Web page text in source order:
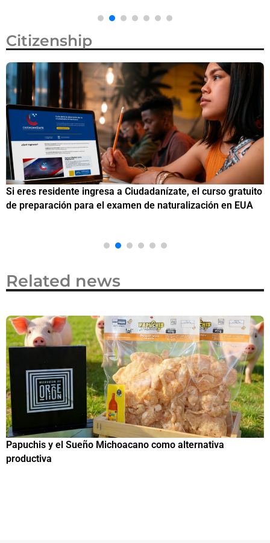
Citizenship
Si eres residente ingresa a Ciudadanízate, el curso gratuito
de preparación para el examen de naturalización en EUA
Related news
Papuchis y el Sueño Michoacano como alternativa
productiva